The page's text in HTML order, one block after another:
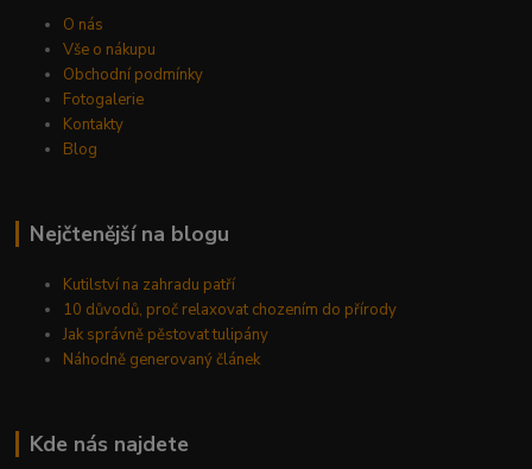
O nás
Vše o nákupu
Obchodní podmínky
Fotogalerie
Kontakty
Blog
Nejčtenější na blogu
Kutilství na zahradu patří
10 důvodů, proč relaxovat chozením do přírody
Jak správně pěstovat tulipány
Náhodně generovaný článek
Kde nás najdete